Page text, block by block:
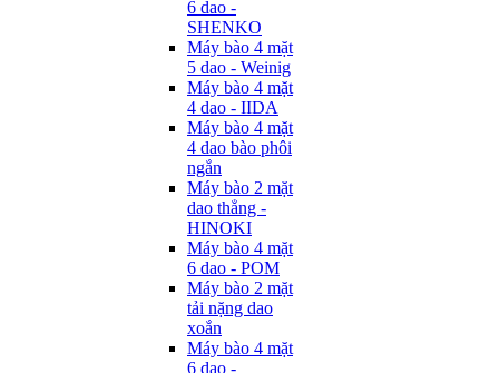
6 dao -
SHENKO
Máy bào 4 mặt
5 dao - Weinig
Máy bào 4 mặt
4 dao - IIDA
Máy bào 4 mặt
4 dao bào phôi
ngắn
Máy bào 2 mặt
dao thẳng -
HINOKI
Máy bào 4 mặt
6 dao - POM
Máy bào 2 mặt
tải nặng dao
xoắn
Máy bào 4 mặt
6 dao -